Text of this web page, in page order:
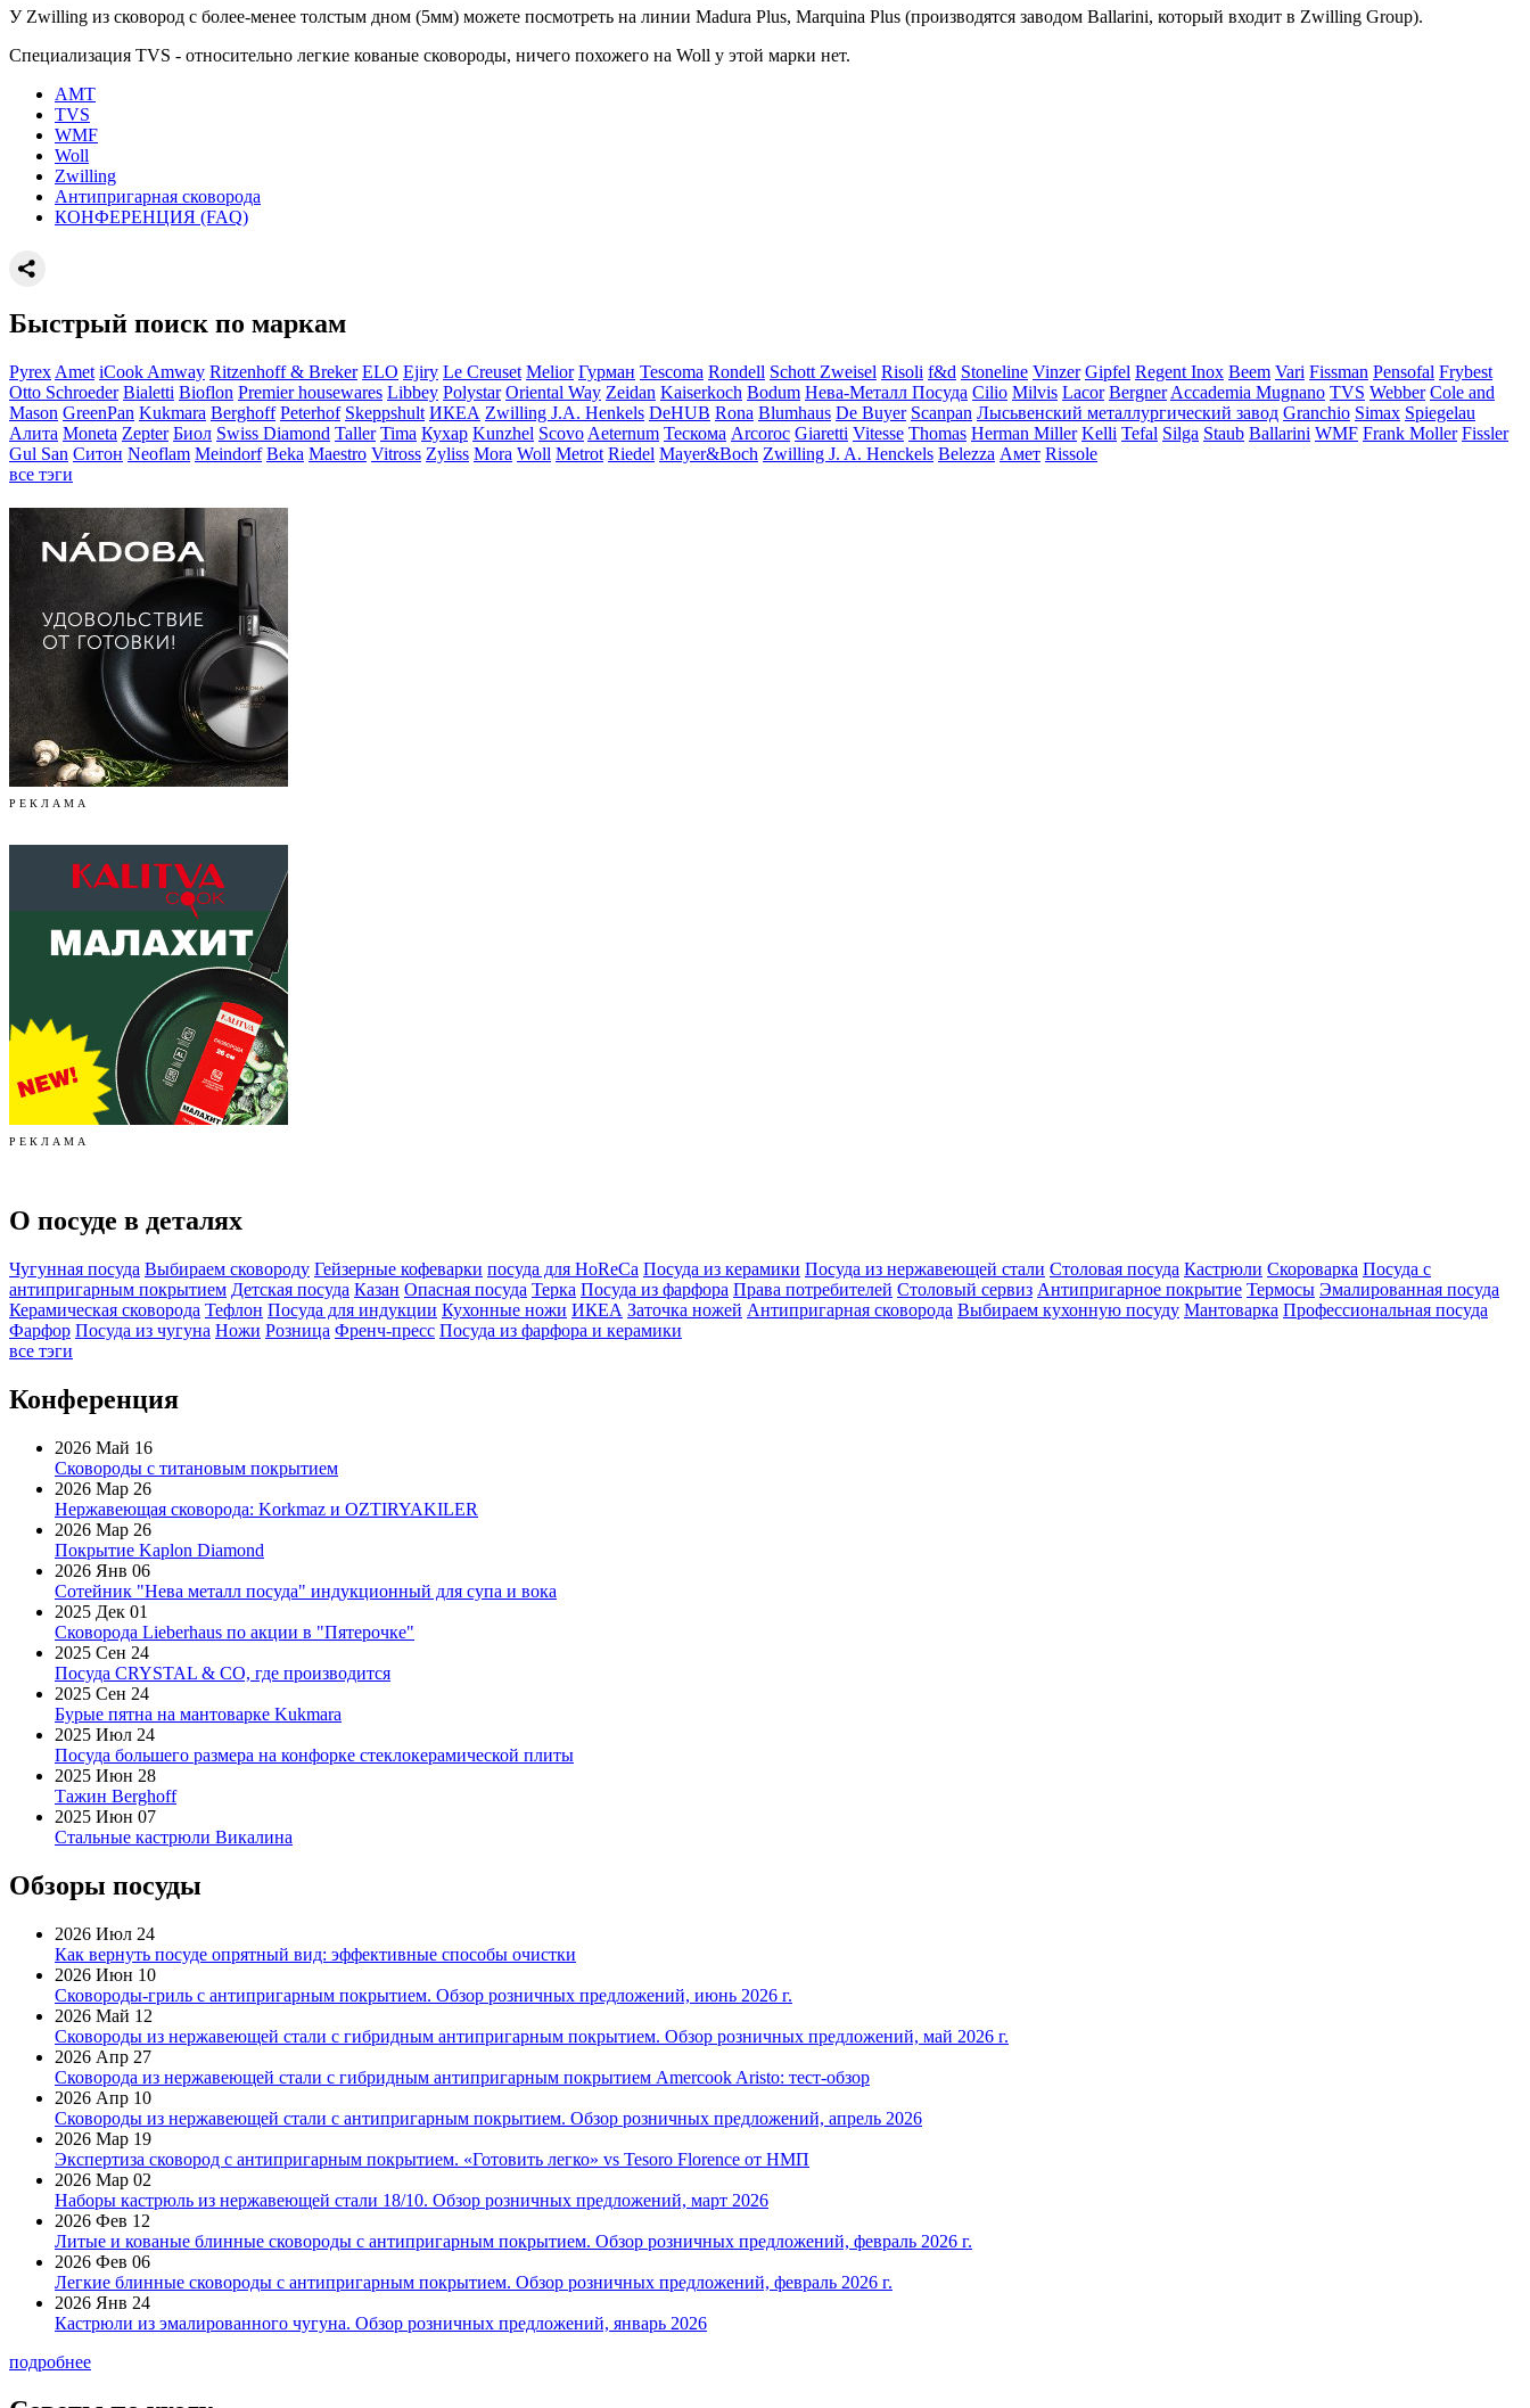
У Zwilling из сковород с более-менее толстым дном (5мм) можете посмотреть на линии Madura Plus, Marquina Plus (производятся заводом Ballarini, который входит в Zwilling Group).
Специализация TVS - относительно легкие кованые сковороды, ничего похожего на Woll у этой марки нет.
AMT
TVS
WMF
Woll
Zwilling
Антипригарная сковорода
КОНФЕРЕНЦИЯ (FAQ)
Быстрый поиск по маркам
Pyrex Amet iCook Amway Ritzenhoff & Breker ELO Ejiry Le Creuset Melior Гурман Tescoma Rondell Schott Zweisel Risoli f&d Stoneline Vinzer Gipfel Regent Inox Beem Vari Fissman Pensofal Frybest
Otto Schroeder Bialetti Bioflon Premier housewares Libbey Polystar Oriental Way Zeidan Kaiserkoch Bodum Нева-Металл Посуда Cilio Milvis Lacor Bergner Accademia Mugnano TVS Webber Cole and
Mason GreenPan Kukmara Berghoff Peterhof Skeppshult ИКЕА Zwilling J.A. Henkels DeHUB Rona Blumhaus De Buyer Scanpan Лысьвенский металлургический завод Granchio Simax Spiegelau
Алита Moneta Zepter Биол Swiss Diamond Taller Tima Кухар Kunzhel Scovo Aeternum Тескома Arcoroc Giaretti Vitesse Thomas Herman Miller Kelli Tefal Silga Staub Ballarini WMF Frank Moller Fissler
Gul San Ситон Neoflam Meindorf Beka Maestro Vitross Zyliss Mora Woll Metrot Riedel Mayer&Boch Zwilling J. A. Henckels Belezza Амет Rissole
все тэги
Р Е К Л А М А
Р Е К Л А М А
О посуде в деталях
Чугунная посуда Выбираем сковороду Гейзерные кофеварки посуда для HoReCa Посуда из керамики Посуда из нержавеющей стали Столовая посуда Кастрюли Скороварка Посуда с
антипригарным покрытием Детская посуда Казан Опасная посуда Терка Посуда из фарфора Права потребителей Столовый сервиз Антипригарное покрытие Термосы Эмалированная посуда
Керамическая сковорода Тефлон Посуда для индукции Кухонные ножи ИКЕА Заточка ножей Антипригарная сковорода Выбираем кухонную посуду Мантоварка Профессиональная посуда
Фарфор Посуда из чугуна Ножи Розница Френч-пресс Посуда из фарфора и керамики
все тэги
Конференция
2026 Май 16
Сковороды с титановым покрытием
2026 Мар 26
Нержавеющая сковорода: Korkmaz и OZTIRYAKILER
2026 Мар 26
Покрытие Kaplon Diamond
2026 Янв 06
Сотейник "Нева металл посуда" индукционный для супа и вока
2025 Дек 01
Сковорода Lieberhaus по акции в "Пятерочке"
2025 Сен 24
Посуда CRYSTAL & CO, где производится
2025 Сен 24
Бурые пятна на мантоварке Kukmara
2025 Июл 24
Посуда большего размера на конфорке стеклокерамической плиты
2025 Июн 28
Тажин Berghoff
2025 Июн 07
Стальные кастрюли Викалина
Обзоры посуды
2026 Июл 24
Как вернуть посуде опрятный вид: эффективные способы очистки
2026 Июн 10
Сковороды-гриль с антипригарным покрытием. Обзор розничных предложений, июнь 2026 г.
2026 Май 12
Сковороды из нержавеющей стали с гибридным антипригарным покрытием. Обзор розничных предложений, май 2026 г.
2026 Апр 27
Сковорода из нержавеющей стали с гибридным антипригарным покрытием Amercook Aristo: тест-обзор
2026 Апр 10
Сковороды из нержавеющей стали с антипригарным покрытием. Обзор розничных предложений, апрель 2026
2026 Мар 19
Экспертиза сковород с антипригарным покрытием. «Готовить легко» vs Tesoro Florence от НМП
2026 Мар 02
Наборы кастрюль из нержавеющей стали 18/10. Обзор розничных предложений, март 2026
2026 Фев 12
Литые и кованые блинные сковороды с антипригарным покрытием. Обзор розничных предложений, февраль 2026 г.
2026 Фев 06
Легкие блинные сковороды с антипригарным покрытием. Обзор розничных предложений, февраль 2026 г.
2026 Янв 24
Кастрюли из эмалированного чугуна. Обзор розничных предложений, январь 2026
подробнее